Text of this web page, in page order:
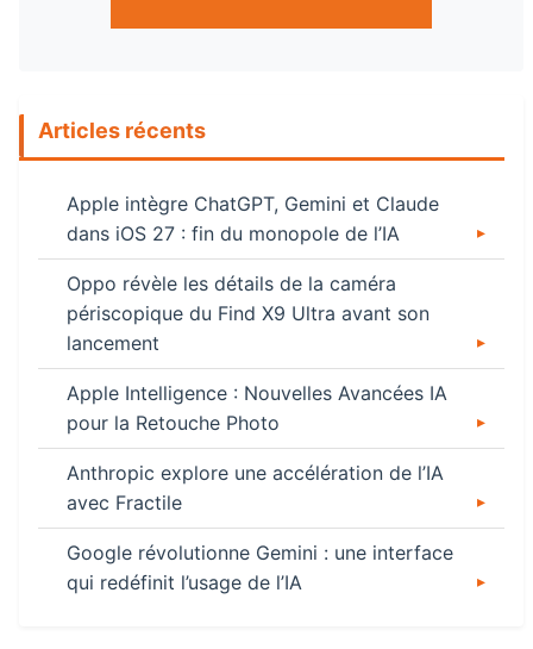
Articles récents
Apple intègre ChatGPT, Gemini et Claude
dans iOS 27 : fin du monopole de l’IA
Oppo révèle les détails de la caméra
périscopique du Find X9 Ultra avant son
lancement
Apple Intelligence : Nouvelles Avancées IA
pour la Retouche Photo
Anthropic explore une accélération de l’IA
avec Fractile
Google révolutionne Gemini : une interface
qui redéfinit l’usage de l’IA